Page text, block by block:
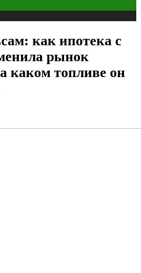
как ипотека с
рынок
каком топливе он